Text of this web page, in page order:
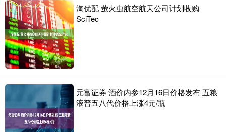
淘优配 萤火虫航空航天公司计划收购
SciTec
元富证券 酒价内参12月16日价格发布 五粮
液普五八代价格上涨4元/瓶